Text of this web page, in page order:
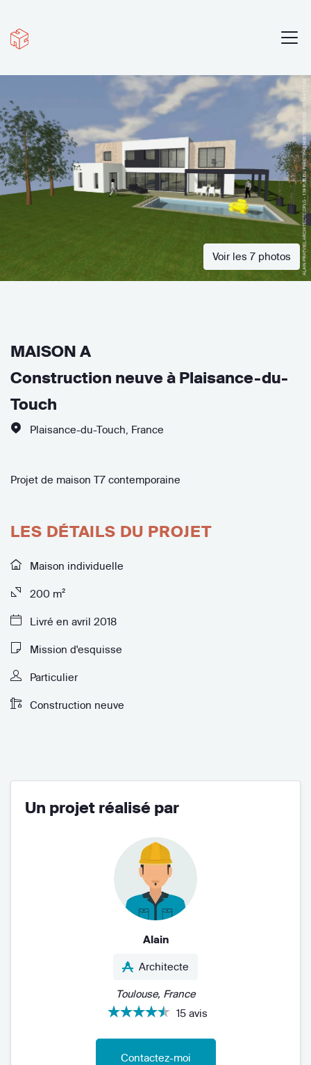
Voir les 7 photos
MAISON A
Construction neuve à Plaisance-du-
Touch
Plaisance-du-Touch France
Projet de maison T7 contemporaine
LES DÉTAILS DU PROJET
Maison individuelle
200 m²
Livré en avril 2018
Mission d'esquisse
Particulier
Construction neuve
Un projet réalisé par
Alain
Architecte
Toulouse, France
15 avis
Contactez-moi